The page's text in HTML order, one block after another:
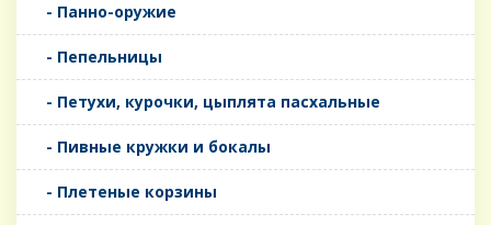
- Панно-оружие
- Пепельницы
- Петухи, курочки, цыплята пасхальные
- Пивные кружки и бокалы
- Плетеные корзины